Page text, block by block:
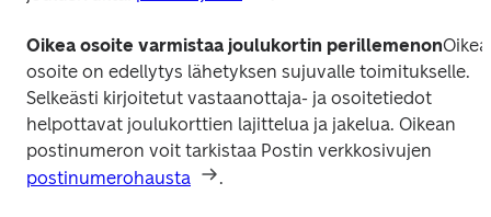
Oikea osoite varmistaa joulukortin perillemenonOikea
osoite on edellytys lähetyksen sujuvalle toimitukselle.
Selkeästi kirjoitetut vastaanottaja- ja osoitetiedot
helpottavat joulukorttien lajittelua ja jakelua. Oikean
postinumerohausta
.